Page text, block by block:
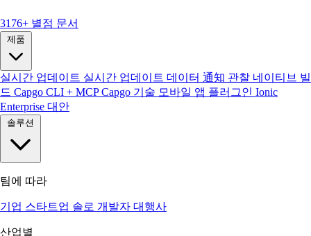
3176+ 별점 문서
제품
실시간 업데이트 실시간 업데이트 데이터 通知 관찰 네이티브 빌
드 Capgo CLI + MCPCapgo 기술 모바일 앱 플러그인 Ionic
Enterprise 대안
솔루션
팀에 따라
기업 스타트업 솔로 개발자 대행사
산업별